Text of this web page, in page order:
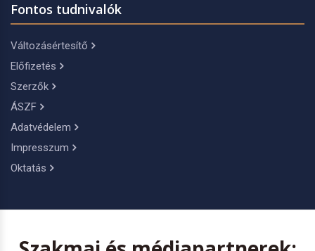
Fontos tudnivalók
Változásértesítő
Előfizetés
Szerzők
ÁSZF
Adatvédelem
Impresszum
Oktatás